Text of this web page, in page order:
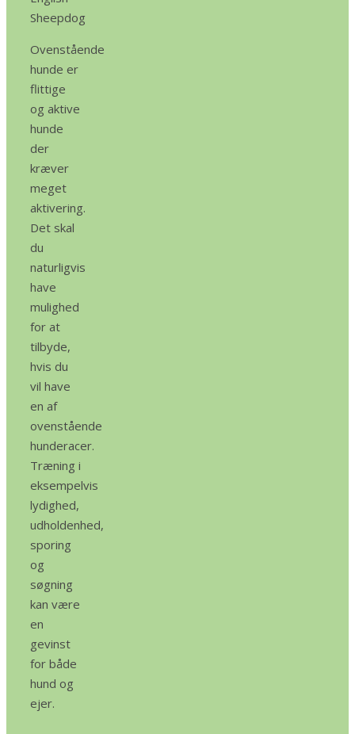
Sheepdog
Ovenstående
hunde er
flittige
og aktive
hunde
der
kræver
meget
aktivering.
Det skal
du
naturligvis
have
mulighed
for at
tilbyde,
hvis du
vil have
en af
ovenstående
hunderacer.
Træning i
eksempelvis
lydighed,
udholdenhed,
sporing
og
søgning
kan være
en
gevinst
for både
hund og
ejer.